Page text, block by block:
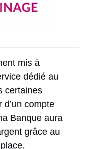
mis à
dédié au
certaines
compte
Banque aura
grâce au